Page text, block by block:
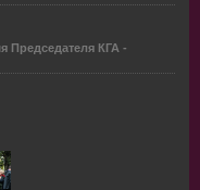
Председателя КГА -